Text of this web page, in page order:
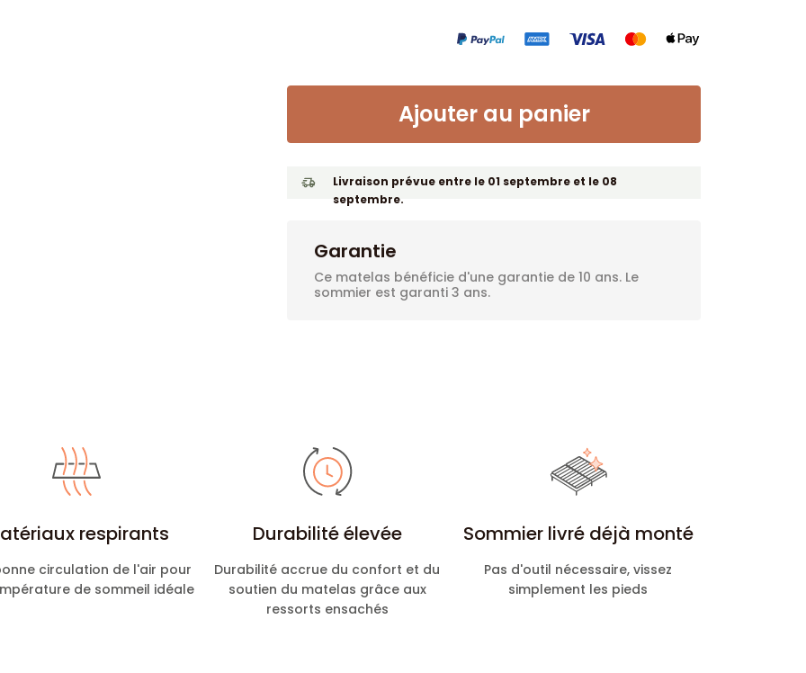
Ajouter au panier
Livraison prévue entre le 01 septembre et le 08
septembre.
Garantie
Ce matelas bénéficie d'une garantie de 10 ans. Le
sommier est garanti 3 ans.
respirants
circulation de l'air pour
de sommeil idéale
Durabilité élevée
Durabilité accrue du confort et du
soutien du matelas grâce aux
ressorts ensachés
Sommier livré déjà monté
Pas d'outil nécessaire, vissez
simplement les pieds